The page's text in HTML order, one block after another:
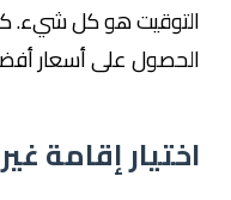
التوقيت هو كل شيء.
الحصول على أسعار
اختيار إقامة